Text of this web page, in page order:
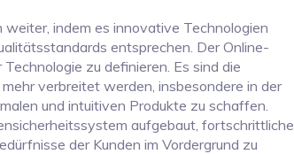
indem es innovative Technologien
entsprechen. Der Online-
zu definieren. Es sind die
verbreitet werden, insbesondere in der
und intuitiven Produkte zu schaffen.
aufgebaut, fortschrittliche
der Kunden im Vordergrund zu